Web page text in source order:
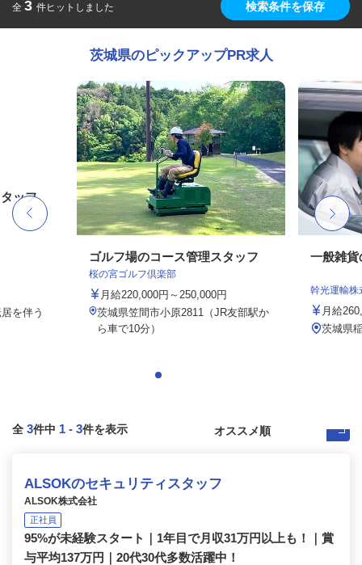
全 3 件ヒットしました 検索条件を保存
茨城県のピックアップPR求人
ッフ
を伴う
ゴルフ場のコース管理スタッフ
桜の宮ゴルフ倶楽部
月給220,000円～250,000円
茨城県笠間市小原2811（JR友部駅か
ら車で10分）
一般雑
幹光運輸株
月給
茨城県
全 3件中 1 - 3件を表示
ALSOKのセキュリティスタッフ
ALSOK株式会社
正社員
95%が未経験スタート｜1年目で月収31万円以上も！｜賞
与平均137万円｜20代30代多数活躍中！